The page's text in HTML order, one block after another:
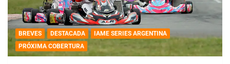
BREVES DESTACADA
IAME SERIES ARGENTINA
PRÓXIMA COBERTURA